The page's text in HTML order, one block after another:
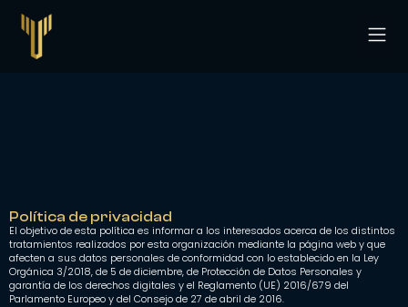
Política de privacidad
El objetivo de esta política es informar a los interesados acerca de los distintos
tratamientos realizados por esta organización mediante la página web y que
afecten a sus datos personales de conformidad con lo establecido en la Ley
Orgánica 3/2018, de 5 de diciembre, de Protección de Datos Personales y
garantía de los derechos digitales y el Reglamento (UE) 2016/679 del
Parlamento Europeo y del Consejo de 27 de abril de 2016.